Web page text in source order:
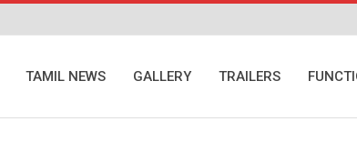
TAMIL NEWS GALLERY TRAILERS